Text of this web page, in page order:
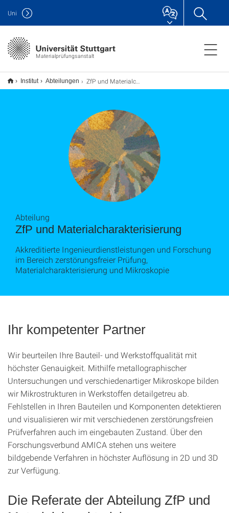
Materialprüfungsanstalt
Uni
Institut Abteilungen ZfP und Materialcharakterisierung
ZfP und Materialcharakterisierung
Abteilung
Akkreditierte Ingenieurdienstleistungen und Forschung
im Bereich zerstörungsfreier Prüfung,
Materialcharakterisierung und Mikroskopie
Ihr kompetenter Partner
Wir beurteilen Ihre Bauteil- und Werkstoffqualität mit
höchster Genauigkeit. Mithilfe metallographischer
Untersuchungen und verschiedenartiger Mikroskope bilden
wir Mikrostrukturen in Werkstoffen detailgetreu ab.
Fehlstellen in Ihren Bauteilen und Komponenten detektieren
und visualisieren wir mit verschiedenen zerstörungsfreien
Prüfverfahren auch im eingebauten Zustand. Über den
Forschungsverbund AMICA stehen uns weitere
bildgebende Verfahren in höchster Auflösung in 2D und 3D
zur Verfügung.
Die Referate der Abteilung ZfP und